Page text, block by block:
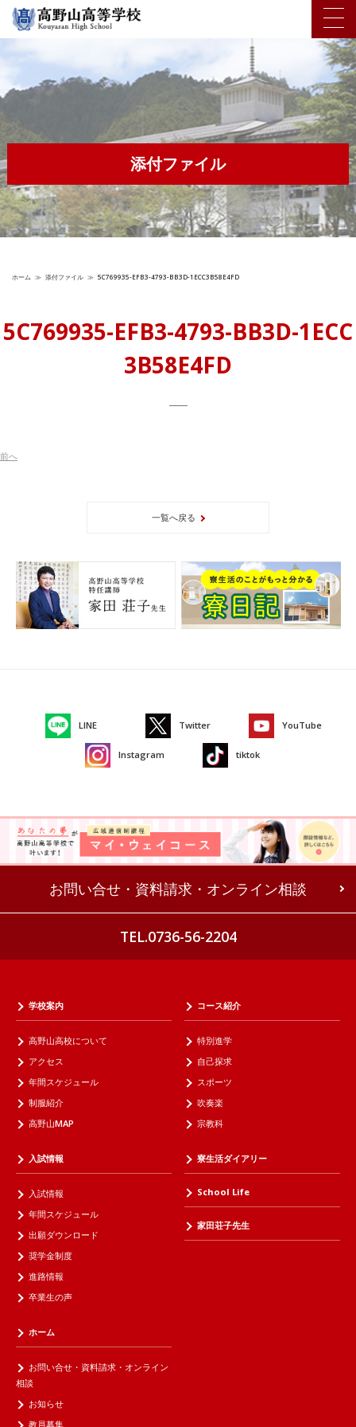
添付ファイル
ホーム ≫ 添付ファイル ≫ 5C769935-EFB3-4793-BB3D-1ECC3B58E4FD
5C769935-EFB3-4793-BB3D-1ECC
3B58E4FD
前へ
一覧へ戻る
LINE Twitter YouTube
Instagram tiktok
お問い合せ・資料請求・オンライン相談
TEL.0736-56-2204
学校案内
高野山高校について
アクセス
年間スケジュール
制服紹介
高野山MAP
コース紹介
特別進学
自己探求
スポーツ
吹奏楽
宗教科
入試情報
入試情報
年間スケジュール
出願ダウンロード
奨学金制度
進路情報
卒業生の声
寮生活ダイアリー
School Life
家田荘子先生
ホーム
お問い合せ・資料請求・オンライン
相談
お知らせ
教員募集